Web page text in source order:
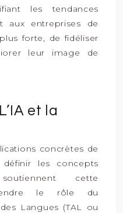
les tendances
aux entreprises de
forte, de fidéliser
leur image de
et la
concrètes de
les concepts
cette
le rôle du
Langues (TAL ou